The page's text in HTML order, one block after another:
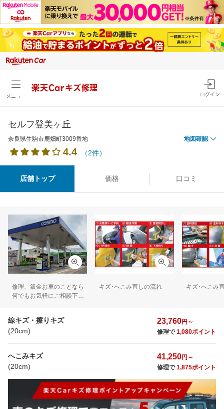
メニュー
楽天Carキズ修理
ログイン
セルフ登美ヶ丘
奈良県生駒市鹿畑町3009番地 地図確認
4.4 （2件）
店舗トップ 価格 口コミ
修理、鈑金お車のことなら
何でもお気軽にご相談下さ
キズ･へこみ直しの流れ キズ･へこみ
線キズ・擦りキズ
(20cm)
23,760円～
修理で1,080ポイント
へこみキズ
(20cm)
41,250円～
修理で1,875ポイント